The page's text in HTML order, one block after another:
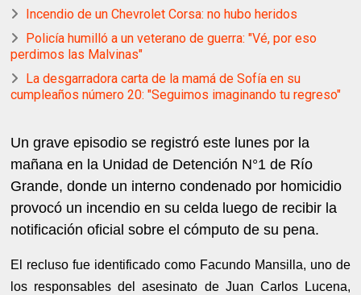
Incendio de un Chevrolet Corsa: no hubo heridos
Policía humilló a un veterano de guerra: "Vé, por eso
perdimos las Malvinas"
La desgarradora carta de la mamá de Sofía en su
cumpleaños número 20: "Seguimos imaginando tu regreso"
Un grave episodio se registró este lunes por la
mañana en la Unidad de Detención N°1 de Río
Grande, donde un interno condenado por homicidio
provocó un incendio en su celda luego de recibir la
notificación oficial sobre el cómputo de su pena.
El recluso fue identificado como Facundo Mansilla, uno de
los responsables del asesinato de Juan Carlos Lucena,